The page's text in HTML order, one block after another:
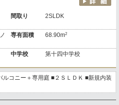
間取り 2SLDK
専有面積 68.90m2
中学校 第十四中学校
コニー＋専用庭 ■２ＳＬＤＫ ■新規内装